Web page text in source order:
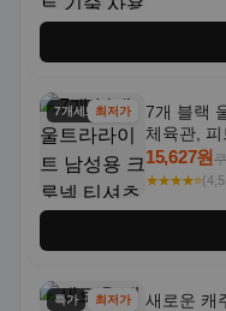
7개세트최저가
7개 블랙
체육관,
통기성 좋
15,627원
★★★★⭐
특가 최저가
새로운 캐